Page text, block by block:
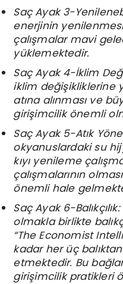
Saç Ayak 3-
enerjinin
çalışmalar mavi
yüklemektedir.
Saç Ayak 4-İklim
iklim değişikliklerine
atına alınması ve
girişimcilik önemli
Saç Ayak 5-Atık
okyanuslardaki su
kıyı yenileme
çalışmalarının
önemli hale
Saç Ayak 6-
olmakla birlikte
“The Economist
kadar her üç
etmektedir. Bu
girişimcilik pratikleri